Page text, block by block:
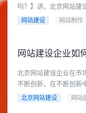
吗？】讲，北京网站建
到10万元人民币之间，
网站建设 网站制作
北京网站建设企业在市
不断创新，在不断创新
营管理上要不断创新，
北京网站建设 网站